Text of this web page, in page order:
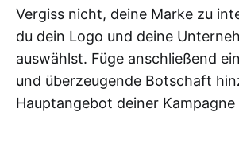
Vergiss nicht, deine Marke zu
du dein Logo und deine
auswählst. Füge anschließend
und überzeugende Botschaft
Hauptangebot deiner